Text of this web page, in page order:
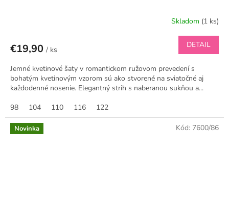
Skladom (1 ks)
€19,90 / ks
DETAIL
Jemné kvetinové šaty v romantickom ružovom prevedení s
bohatým kvetinovým vzorom sú ako stvorené na sviatočné aj
každodenné nosenie. Elegantný strih s naberanou sukňou a...
98
104 110 116 122
Novinka Kód: 7600/86